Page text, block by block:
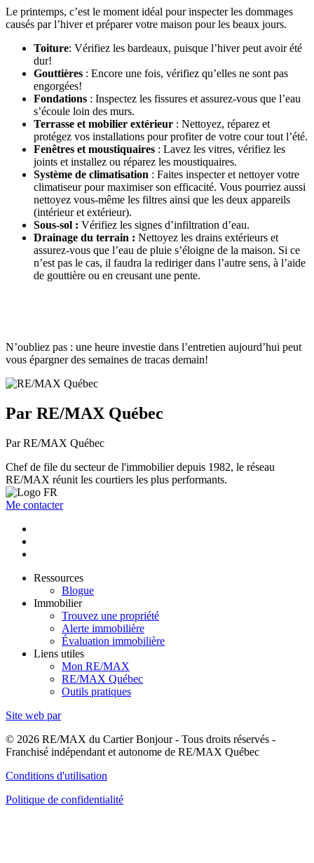
Le printemps, c’est le moment idéal pour inspecter les dommages
causés par l’hiver et préparer votre maison pour les beaux jours.
Toiture: Vérifiez les bardeaux, puisque l’hiver peut avoir été
dur!
Gouttières : Encore une fois, vérifiez qu’elles ne sont pas
engorgées!
Fondations : Inspectez les fissures et assurez-vous que l’eau
s’écoule loin des murs.
Terrasse et mobilier extérieur : Nettoyez, réparez et
protégez vos installations pour profiter de votre cour tout l’été.
Fenêtres et moustiquaires : Lavez les vitres, vérifiez les
joints et installez ou réparez les moustiquaires.
Système de climatisation : Faites inspecter et nettoyer votre
climatiseur pour maximiser son efficacité. Vous pourriez aussi
nettoyez vous-même les filtres ainsi que les deux appareils
(intérieur et extérieur).
Sous-sol : Vérifiez les signes d’infiltration d’eau.
Drainage du terrain : Nettoyez les drains extérieurs et
assurez-vous que l’eau de pluie s’éloigne de la maison. Si ce
n’est pas le cas, il faudra la rediriger dans l’autre sens, à l’aide
de gouttière ou en creusant une pente.
N’oubliez pas : une heure investie dans l’entretien aujourd’hui peut
vous épargner des semaines de tracas demain!
Par RE/MAX Québec
Par RE/MAX Québec
Chef de file du secteur de l'immobilier depuis 1982, le réseau
RE/MAX réunit les courtiers les plus performants.
Me contacter
Ressources
Blogue
Immobilier
Trouvez une propriété
Alerte immobilière
Évaluation immobilière
Liens utiles
Mon RE/MAX
RE/MAX Québec
Outils pratiques
Site web par
© 2026 RE/MAX du Cartier Bonjour - Tous droits réservés -
Franchisé indépendant et autonome de RE/MAX Québec
Conditions d'utilisation
Politique de confidentialité